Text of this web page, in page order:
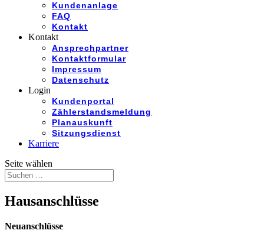
Kundenanlage
FAQ
Kontakt
Kontakt
Ansprechpartner
Kontaktformular
Impressum
Datenschutz
Login
Kundenportal
Zählerstandsmeldung
Planauskunft
Sitzungsdienst
Karriere
Seite wählen
Hausanschlüsse
Neuanschlüsse